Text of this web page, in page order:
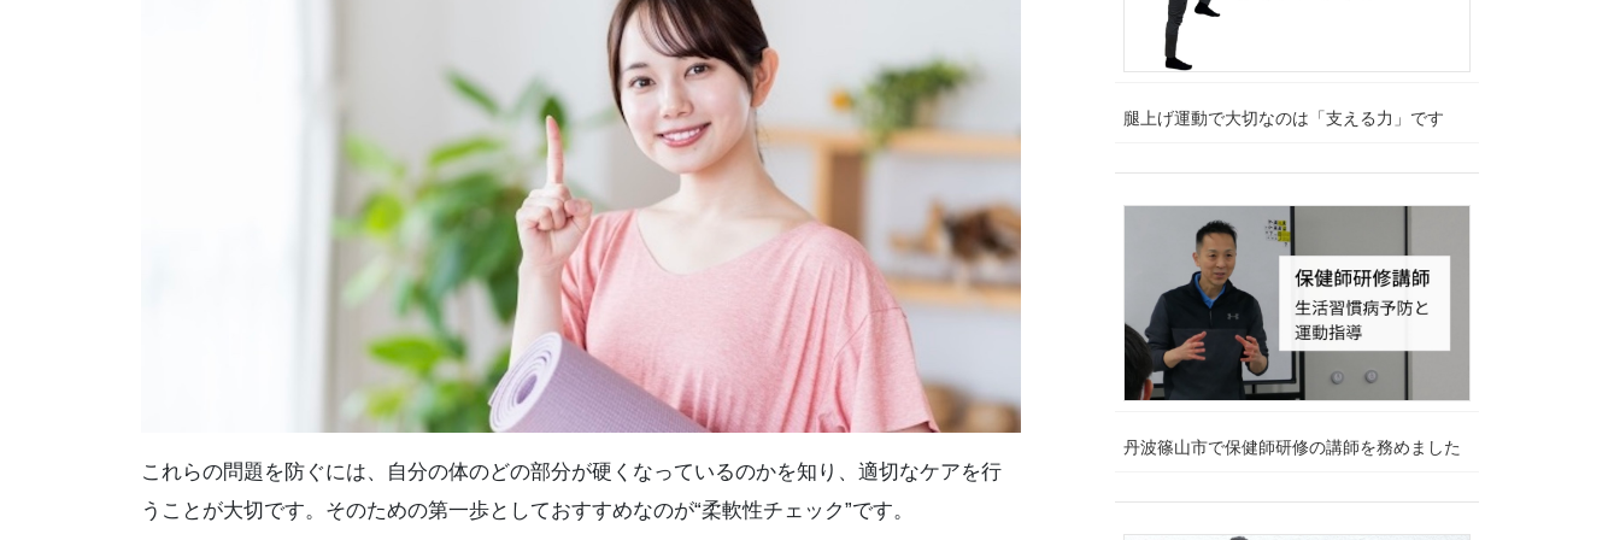
これらの問題を防ぐには、自分の体のどの部分が硬くなっているのかを知り、適切なケアを行
うことが大切です。そのための第一歩としておすすめなのが“柔軟性チェック”です。
腿上げ運動で大切なのは「支える力」です
丹波篠山市で保健師研修の講師を務めました